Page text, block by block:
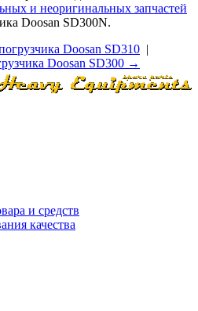
и неоригинальных запчастей
Doosan SD300N.
Doosan SD310 |
Doosan SD300 →
и средств
качества